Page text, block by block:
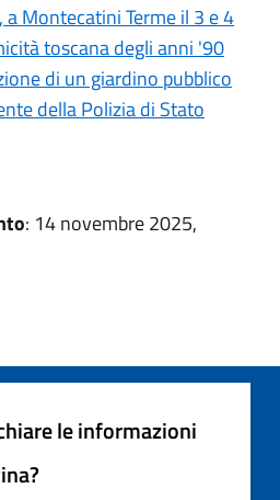
a Montecatini Terme il 3 e 4
toscana degli anni '90
di un giardino pubblico
della Polizia di Stato
: 14 novembre 2025,
le informazioni